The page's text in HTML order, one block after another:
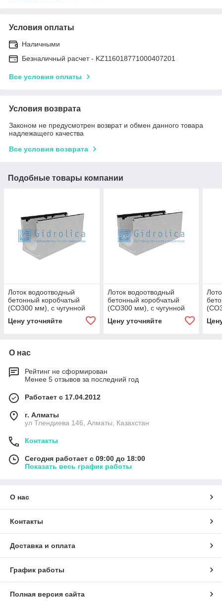
Условия оплаты
Наличными
Безналичный расчет - KZ116018771000407201
Все условия оплаты
Условия возврата
Законом не предусмотрен возврат и обмен данного товара
надлежащего качества
Все условия возврата
Подобные товары компании
Лоток водоотводный
бетонный коробчатый
(СО300 мм), с чугунной
насадкой, с уклоном 0,5%
КUу 100.39,9
Цену уточняйте
Лоток водоотводный
бетонный коробчатый
(СО300 мм), с чугунной
0,5%КUу 100.39,9
Цену уточняйте
КUу
О нас
Рейтинг не сформирован
Менее 5 отзывов за последний год
Работает с 17.04.2012
г. Алматы
ул Тлендиева 146, Алматы, Казахстан
Контакты
Сегодня работает с 09:00 до 18:00
Показать весь график работы
О нас
Контакты
Доставка и оплата
График работы
Полная версия сайта